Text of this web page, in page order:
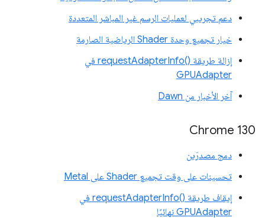
دعم تجريبي لعمليات الرسم غير المباشر المتعددة
خيار تجميع وحدة Shader الرياضية الصارمة
إزالة طريقة requestAdapterInfo()‎ في
GPUAdapter
آخر الأخبار من Dawn
Chrome 130
دمج مصدرَين
تحسينات على وقت تجميع Shader على Metal
إيقاف طريقة requestAdapterInfo()‎ في
GPUAdapter نهائيًا